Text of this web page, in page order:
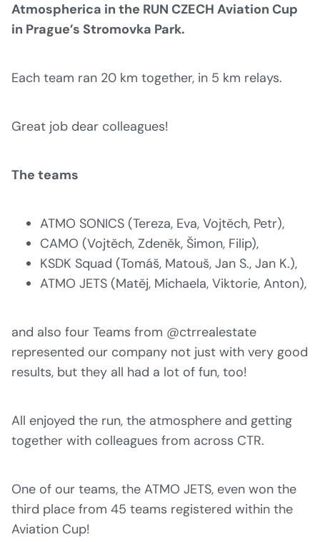
Atmospherica in the RUN CZECH Aviation Cup
in Prague’s Stromovka Park.
Each team ran 20 km together, in 5 km relays.
Great job dear colleagues!
The teams
ATMO SONICS (Tereza, Eva, Vojtěch, Petr),
CAMO (Vojtěch, Zdeněk, Šimon, Filip),
KSDK Squad (Tomáš, Matouš, Jan S., Jan K.),
ATMO JETS (Matěj, Michaela, Viktorie, Anton),
and also four Teams from @ctrrealestate
represented our company not just with very good
results, but they all had a lot of fun, too!
All enjoyed the run, the atmosphere and getting
together with colleagues from across CTR.
One of our teams, the ATMO JETS, even won the
third place from 45 teams registered within the
Aviation Cup!